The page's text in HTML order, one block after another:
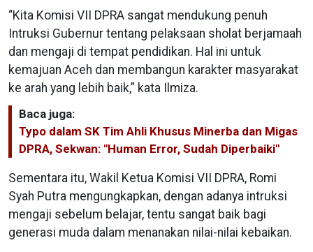
“Kita Komisi VII DPRA sangat mendukung penuh
Intruksi Gubernur tentang pelaksaan sholat berjamaah
dan mengaji di tempat pendidikan. Hal ini untuk
kemajuan Aceh dan membangun karakter masyarakat
ke arah yang lebih baik,” kata Ilmiza.
Baca juga:
Typo dalam SK Tim Ahli Khusus Minerba dan Migas
DPRA, Sekwan: "Human Error, Sudah Diperbaiki"
Sementara itu, Wakil Ketua Komisi VII DPRA, Romi
Syah Putra mengungkapkan, dengan adanya intruksi
mengaji sebelum belajar, tentu sangat baik bagi
generasi muda dalam menanakan nilai-nilai kebaikan.